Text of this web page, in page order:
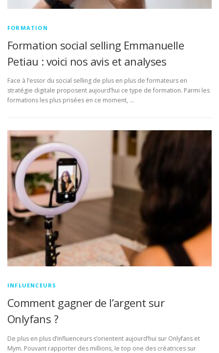
FORMATION
Formation social selling Emmanuelle
Petiau : voici nos avis et analyses
Face à l’essor du social selling de plus en plus de formateurs en
stratégie digitale proposent aujourd’hui ce type de formation. Parmi les
formations les plus prisées en ce moment, …
INFLUENCEURS
Comment gagner de l’argent sur
Onlyfans ?
De plus en plus d’influenceurs s’orientent aujourd’hui sur Onlyfans et
Mym. Pouvant rapporter des millions, le top one des créatrices sur